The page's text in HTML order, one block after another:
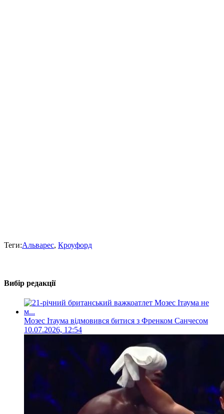
Теги:Альварес, Кроуфорд
Вибір редакції
Мозес Ітаума відмовився битися з Френком Санчесом
10.07.2026, 12:54